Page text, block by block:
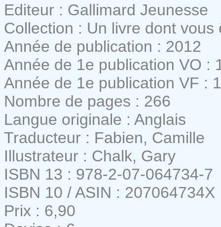
Editeur : Gallimard Jeunesse
Collection : Un livre dont vous
Année de publication : 2012
Année de 1e publication VO :
Année de 1e publication VF :
Nombre de pages : 266
Langue originale : Anglais
Traducteur : Fabien, Camille
Illustrateur : Chalk, Gary
ISBN 13 : 978-2-07-064734-7
ISBN 10 / ASIN : 207064734X
Prix : 6,90